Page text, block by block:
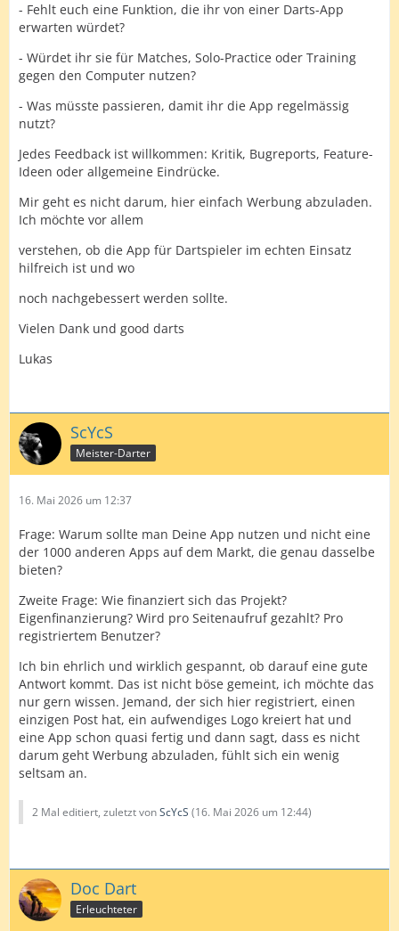
- Fehlt euch eine Funktion, die ihr von einer Darts-App
erwarten würdet?
- Würdet ihr sie für Matches, Solo-Practice oder Training
gegen den Computer nutzen?
- Was müsste passieren, damit ihr die App regelmässig
nutzt?
Jedes Feedback ist willkommen: Kritik, Bugreports, Feature-
Ideen oder allgemeine Eindrücke.
Mir geht es nicht darum, hier einfach Werbung abzuladen.
Ich möchte vor allem
verstehen, ob die App für Dartspieler im echten Einsatz
hilfreich ist und wo
noch nachgebessert werden sollte.
Vielen Dank und good darts
Lukas
ScYcS
Meister-Darter
16. Mai 2026 um 12:37
Frage: Warum sollte man Deine App nutzen und nicht eine
der 1000 anderen Apps auf dem Markt, die genau dasselbe
bieten?
Zweite Frage: Wie finanziert sich das Projekt?
Eigenfinanzierung? Wird pro Seitenaufruf gezahlt? Pro
registriertem Benutzer?
Ich bin ehrlich und wirklich gespannt, ob darauf eine gute
Antwort kommt. Das ist nicht böse gemeint, ich möchte das
nur gern wissen. Jemand, der sich hier registriert, einen
einzigen Post hat, ein aufwendiges Logo kreiert hat und
eine App schon quasi fertig und dann sagt, dass es nicht
darum geht Werbung abzuladen, fühlt sich ein wenig
seltsam an.
2 Mal editiert, zuletzt vonScYcS (16. Mai 2026 um 12:44)
Doc Dart
Erleuchteter